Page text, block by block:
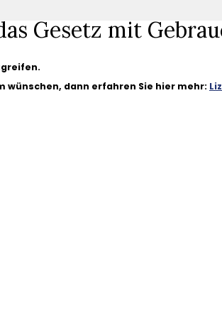
Gesetz mit
dann erfahren Sie hier mehr: